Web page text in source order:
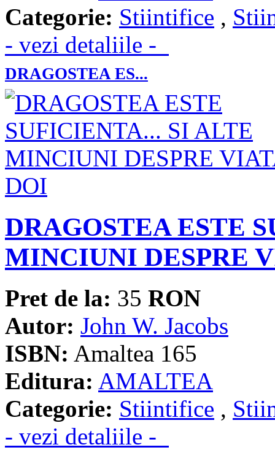
Categorie: Stiintifice ,
- vezi detaliile -
DRAGOSTEA ES...
DRAGOSTEA ESTE
MINCIUNI DESPRE
Pret de la: 35 RON
Autor: John W. Jacobs
ISBN: Amaltea 165
Editura: AMALTEA
Categorie: Stiintifice ,
- vezi detaliile -